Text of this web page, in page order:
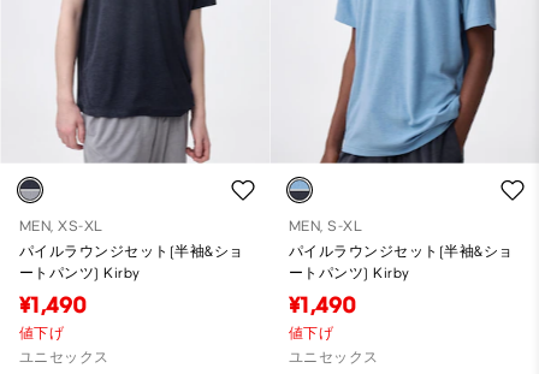
MEN, XS-XL
パイルラウンジセット(半袖&ショ
ートパンツ) Kirby
¥1,490
値下げ
ユニセックス
MEN, S-XL
パイルラウンジセット(半袖&ショ
ートパンツ) Kirby
¥1,490
値下げ
ユニセックス